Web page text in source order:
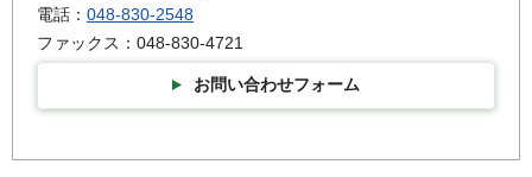
電話： 048-830-2548
ファックス：048-830-4721
お問い合わせフォーム